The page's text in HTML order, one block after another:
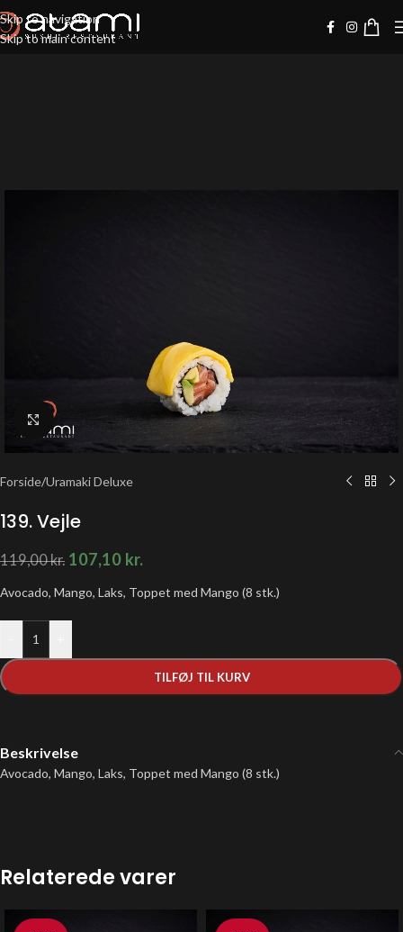
Skip to navigation
Skip to main content
Klik for at forstørre
Forside/Uramaki Deluxe
139. Vejle
119,00kr. 107,10 kr.
Avocado, Mango, Laks, Toppet med Mango (8 stk.)
TILFØJ TIL KURV
Beskrivelse
Avocado, Mango, Laks, Toppet med Mango (8 stk.)
Relaterede varer